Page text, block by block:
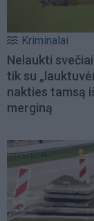
Kriminalai
Nelaukti
tik su
nakties tamsą
merginą